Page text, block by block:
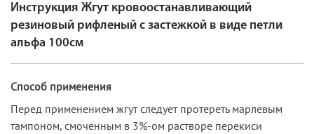
Инструкция Жгут кровоостанавливающий
резиновый рифленый с застежкой в виде петли
альфа 100см
Способ применения
Перед применением жгут следует протереть марлевым
тампоном, смоченным в 3%-ом растворе перекиси